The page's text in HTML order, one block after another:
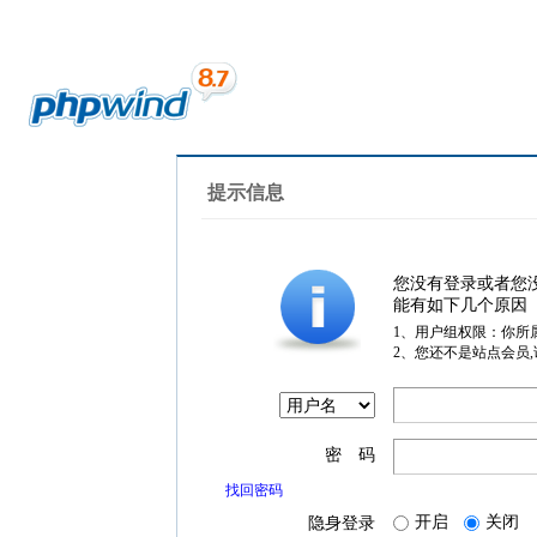
提示信息
您没有登录或者您
能有如下几个原因
1、用户组权限：你所
2、您还不是站点会员
密 码
找回密码
隐身登录 开启 关闭